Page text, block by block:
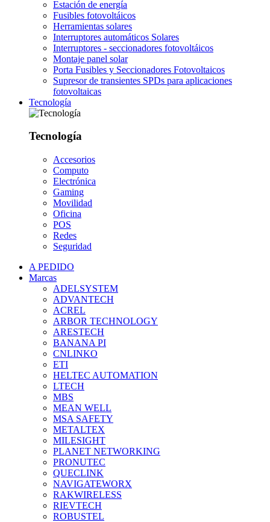
Estación de energía
Fusibles fotovoltáicos
Herramientas solares
Interruptores automáticos Solares
Interruptores - seccionadores fotovoltáicos
Montaje panel solar
Porta Fusibles y Seccionadores Fotovoltaicos
Supresor de transientes SPDs para aplicaciones
fotovoltaicas
Tecnología
Tecnología
Accesorios
Computo
Electrónica
Gaming
Movilidad
Oficina
POS
Redes
Seguridad
A PEDIDO
Marcas
ADELSYSTEM
ADVANTECH
ACREL
ARBOR TECHNOLOGY
ARESTECH
BANANA PI
CNLINKO
ETI
HELTEC AUTOMATION
LTECH
MBS
MEAN WELL
MSA SAFETY
METALTEX
MILESIGHT
PLANET NETWORKING
PRONUTEC
QUECLINK
NAVIGATEWORX
RAKWIRELESS
RIEVTECH
ROBUSTEL